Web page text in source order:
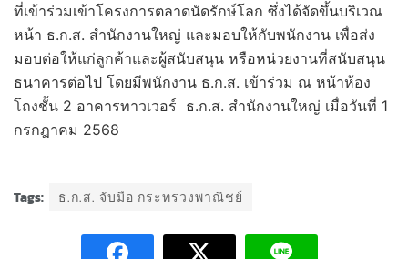
ที่เข้าร่วมเข้าโครงการตลาดนัดรักษ์โลก ซึ่งได้จัดขึ้นบริเวณ
หน้า ธ.ก.ส. สำนักงานใหญ่ และมอบให้กับพนักงาน เพื่อส่ง
มอบต่อให้แก่ลูกค้าและผู้สนับสนุน หรือหน่วยงานที่สนับสนุน
ธนาคารต่อไป โดยมีพนักงาน ธ.ก.ส. เข้าร่วม ณ หน้าห้อง
โถงชั้น 2 อาคารทาวเวอร์ ธ.ก.ส. สำนักงานใหญ่ เมื่อวันที่ 1
กรกฎาคม 2568
Tags: ธ.ก.ส. จับมือ กระทรวงพาณิชย์